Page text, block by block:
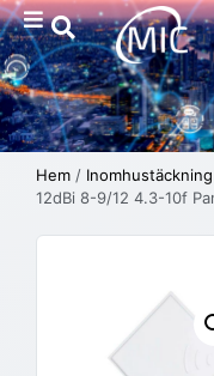
Hem / Inomhustäckning
12dBi 8-9/12 4.3-10f